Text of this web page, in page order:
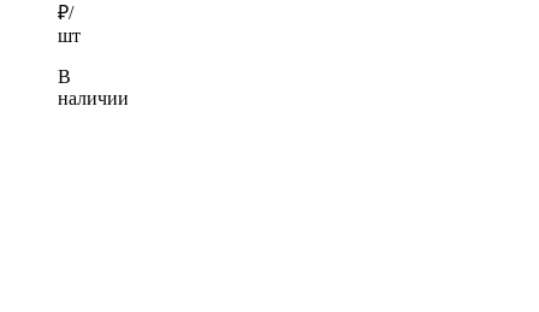
₽/
шт
В
наличии